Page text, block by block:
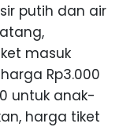
putih dan air
masuk
Rp3.000
untuk anak-
harga tiket